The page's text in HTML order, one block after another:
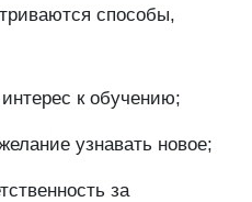
способы,
к обучению;
узнавать новое;
за